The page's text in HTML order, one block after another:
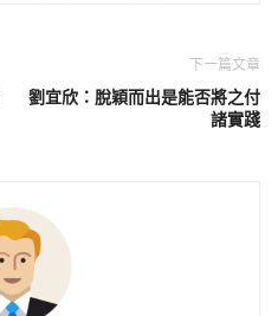
下一篇文章
劉宜欣：脫穎而出是能否將之付
諸實踐